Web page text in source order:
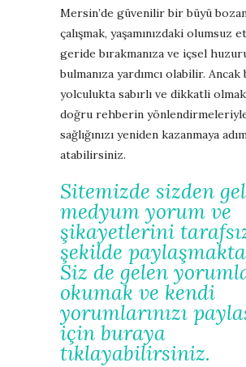
Mersin’de güvenilir bir büyü
çalışmak, yaşamınızdaki olumsuz
geride bırakmanıza ve içsel
bulmanıza yardımcı olabilir. Ancak
yolculukta sabırlı ve dikkatli
doğru rehberin
sağlığınızı yeniden kazanmaya
atabilirsiniz.
Sitemizde sizden
medyum yorum ve
şikayetlerini
şekilde
Siz de gelen
okumak ve kendi
yorumlarınızı
için buraya
tıklayabilirsiniz.